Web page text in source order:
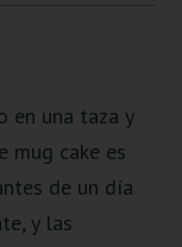
en una taza y
mug cake es
de un día
y las